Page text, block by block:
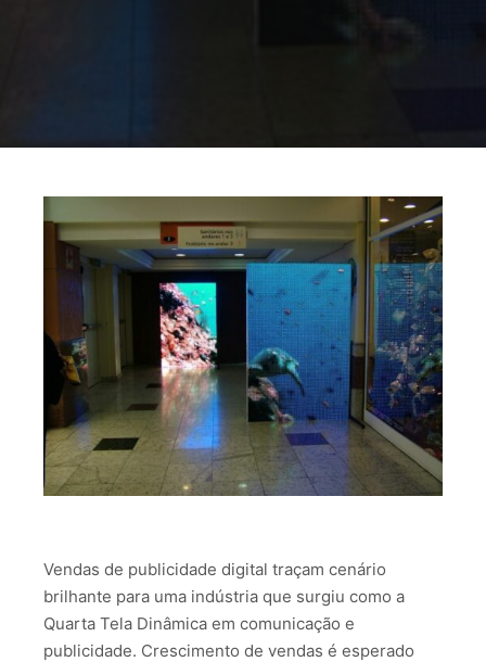
Vendas de publicidade digital traçam cenário
brilhante para uma indústria que surgiu como a
Quarta Tela Dinâmica em comunicação e
publicidade. Crescimento de vendas é esperado